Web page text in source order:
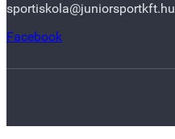
sportiskola@juniorsportkft.hu
Facebook